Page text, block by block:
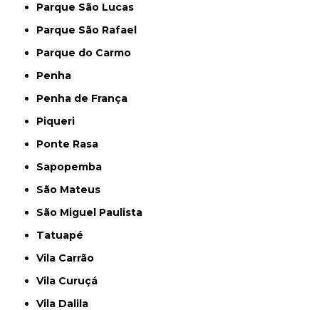
Parque São Lucas
Parque São Rafael
Parque do Carmo
Penha
Penha de França
Piqueri
Ponte Rasa
Sapopemba
São Mateus
São Miguel Paulista
Tatuapé
Vila Carrão
Vila Curuçá
Vila Dalila